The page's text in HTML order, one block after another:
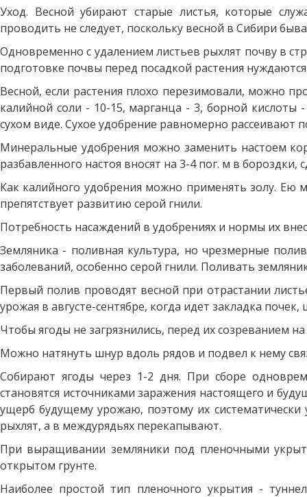
Уход. Весной убирают старые листья, которые
проводить не следует, поскольку весной в Сибири
Одновременно с удалением листьев рыхлят почву в
подготовке почвы перед посадкой растения
Весной, если растения плохо перезимовали, можно
калийной соли - 10-15, марганца - 3, борной
сухом виде. Сухое удобрение равномерно рассеивают
Минеральные удобрения можно заменить настоем
разбавленного настоя вносят на 3-4 пог. м в
Как калийного удобрения можно применять золу. Ею
препятствует развитию серой гнили.
Потребность насаждений в удобрениях и нормы их
Земляника - поливная культура, но чрезмерные
заболеваний, особенно серой гнили. Поливать
Первый полив проводят весной при отрастании
урожая в августе-сентябре, когда идет закладка
Чтобы ягоды не загрязнились, перед их созреванием
Можно натянуть шнур вдоль рядов и подвел к нему
Собирают ягоды через 1-2 дня. При сборе
становятся источниками заражения настоящего и
ущерб будущему урожаю, поэтому их систематически
рыхлят, а в междурядьях перекапывают.
При выращивании земляники под пленочными
открытом грунте.
Наиболее простой тип пленочного укрытия -